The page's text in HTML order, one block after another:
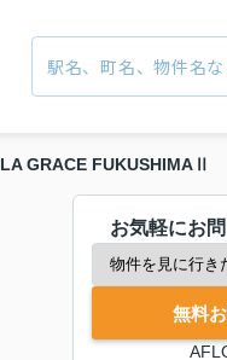
LA GRACE FUKUSHIMAⅡ
お気軽にお
無料